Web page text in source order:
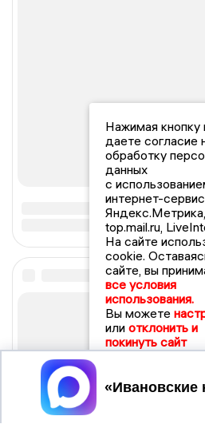
Нажимая кнопку
даете согласие
обработку
данных
с
интернет-
Яндекс.Метрика,
top.mail.ru,
На сайте
cookie.
сайте, вы
все условия
использования.
Вы можете
или отклонить и
покинуть сайт
Принять